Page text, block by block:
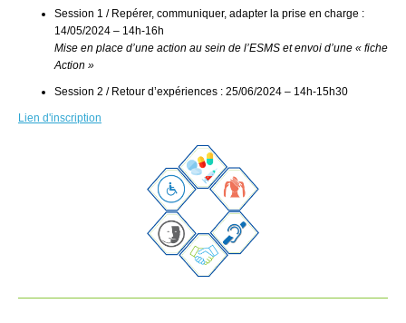
Session 1 / Repérer, communiquer, adapter la prise en charge :
14/05/2024 – 14h-16h
Mise en place d’une action au sein de l’ESMS et envoi d’une « fiche
Action »
Session 2 / Retour d’expériences : 25/06/2024 – 14h-15h30
Lien d'inscription